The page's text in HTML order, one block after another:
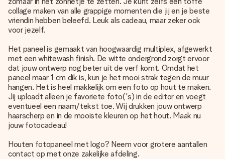
collage maken van alle grappige momenten die jij en je beste
vriendin hebben beleefd. Leuk als cadeau, maar zeker ook
voor jezelf.
Het paneel is gemaakt van hoogwaardig multiplex, afgewerkt
met een whitewash finish. De witte ondergrond zorgt ervoor
dat jouw ontwerp nog beter uit de verf komt. Omdat het
paneel maar 1 cm dik is, kun je het mooi strak tegen de muur
hangen. Het is heel makkelijk om een foto op hout te maken.
Jij uploadt alleen je favoriete foto('s) in de editor en voegt
eventueel een naam/tekst toe. Wij drukken jouw ontwerp
haarscherp en in de mooiste kleuren op het hout. Maak nu
jouw fotocadeau!
Houten fotopaneel met logo? Neem voor grotere aantallen
contact op met onze zakelijke afdeling.